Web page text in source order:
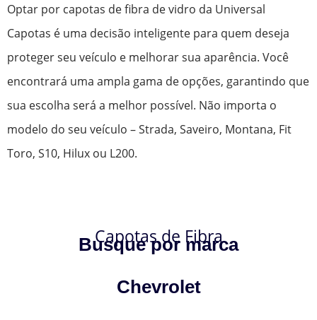
Optar por capotas de fibra de vidro da Universal
Capotas é uma decisão inteligente para quem deseja
proteger seu veículo e melhorar sua aparência. Você
encontrará uma ampla gama de opções, garantindo que
sua escolha será a melhor possível. Não importa o
modelo do seu veículo – Strada, Saveiro, Montana, Fit
Toro, S10, Hilux ou L200.
Capotas de Fibra
Busque por marca
Chevrolet